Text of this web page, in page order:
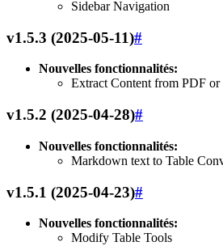
Sidebar Navigation
v1.5.3 (2025-05-11)#
Nouvelles fonctionnalités:
Extract Content from PDF
v1.5.2 (2025-04-28)#
Nouvelles fonctionnalités:
Markdown text to Table
v1.5.1 (2025-04-23)#
Nouvelles fonctionnalités:
Modify Table Tools